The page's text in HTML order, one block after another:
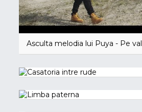
Asculta melodia lui Puya - Pe val